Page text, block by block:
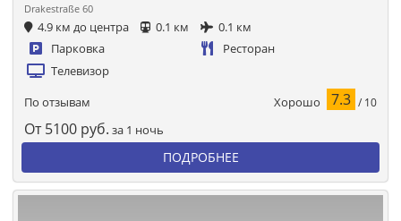
Drakestraße 60
4.9 км до центра 0.1 км
0.1 км
Парковка
Ресторан
Телевизор
По отзывам Хорошо 7.3 / 10
От 5100 руб. за 1 ночь
ПОДРОБНЕЕ